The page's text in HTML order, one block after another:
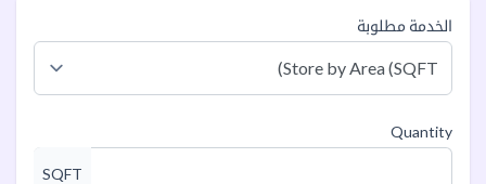
الخدمة مطلوبة
Quantity
SQFT